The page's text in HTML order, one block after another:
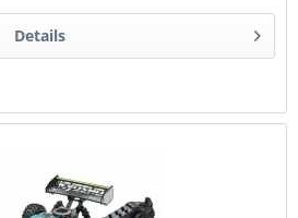
Details